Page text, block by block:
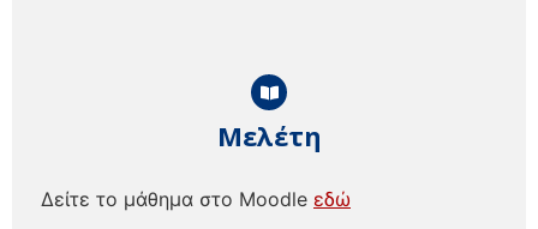
Μελέτη
Δείτε το μάθημα στο Moodle εδώ